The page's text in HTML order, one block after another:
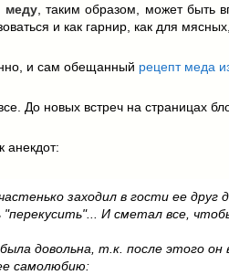
меду, таким образом, может быть
и как гарнир, как для
и сам обещанный рецепт меда
До новых встреч на страницах
анекдот:
заходил в гости ее друг
"перекусить"... И сметал все,
довольна, т.к. после этого он
самолюбию: